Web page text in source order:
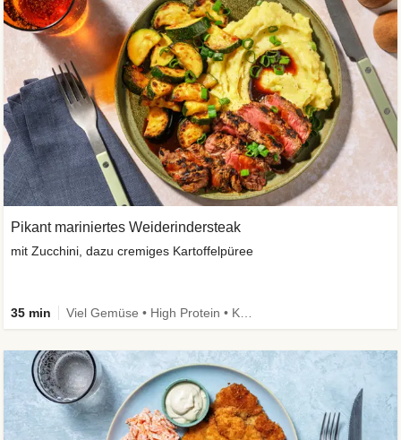
Pikant mariniertes Weiderindersteak
mit Zucchini, dazu cremiges Kartoffelpüree
35 min